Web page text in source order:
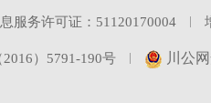
服务许可证：51120170004
）5791-190号 川公